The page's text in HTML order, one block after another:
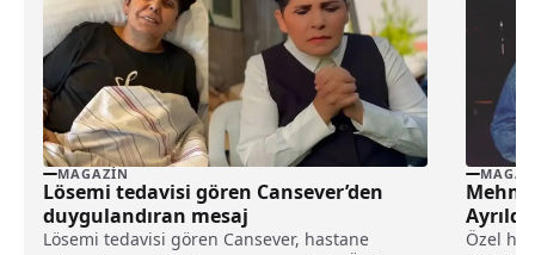
MAGAZIN
Lösemi tedavisi gören Cansever’den
duygulandıran mesaj
Lösemi tedavisi gören Cansever, hastane
Ayrıldı
Özel